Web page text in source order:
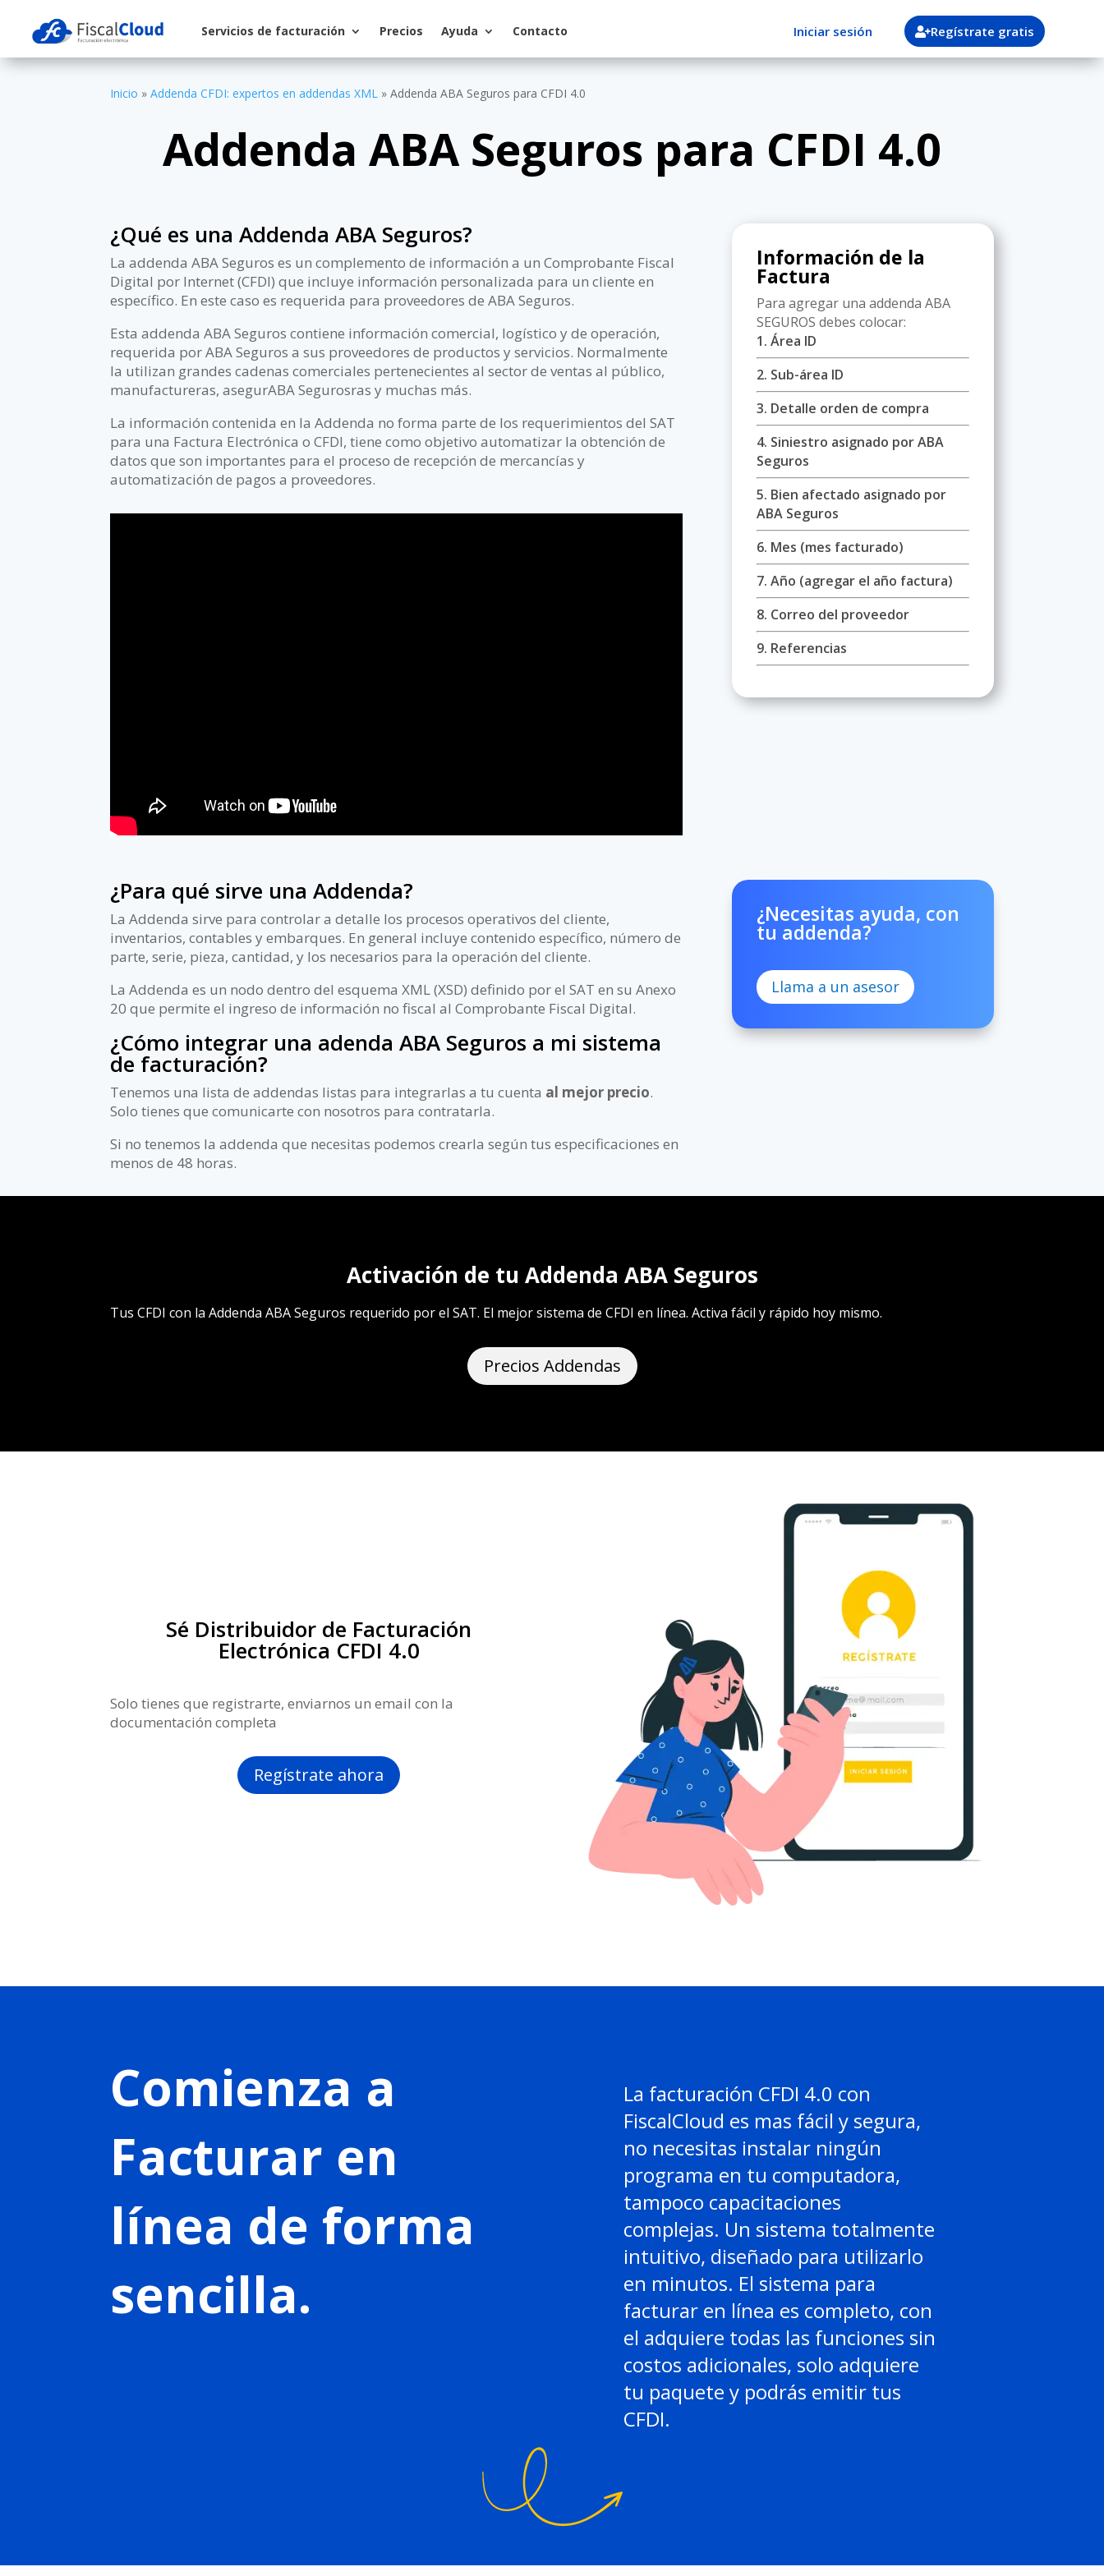
Servicios de facturación Precios Ayuda Contacto Iniciar sesión Regístrate gratis
Inicio »Addenda CFDI: expertos en addendas XML »Addenda ABA Seguros para CFDI 4.0
Addenda ABA Seguros para CFDI 4.0
¿Qué es una Addenda ABA Seguros?
La addenda ABA Seguros es un complemento de información a un Comprobante Fiscal
Digital por Internet (CFDI) que incluye información personalizada para un cliente en
específico. En este caso es requerida para proveedores de ABA Seguros.
Esta addenda ABA Seguros contiene información comercial, logístico y de operación,
requerida por ABA Seguros a sus proveedores de productos y servicios. Normalmente
la utilizan grandes cadenas comerciales pertenecientes al sector de ventas al público,
manufactureras, asegurABA Segurosras y muchas más.
La información contenida en la Addenda no forma parte de los requerimientos del SAT
para una Factura Electrónica o CFDI, tiene como objetivo automatizar la obtención de
datos que son importantes para el proceso de recepción de mercancías y
automatización de pagos a proveedores.
Información de la
Factura
Para agregar una addenda ABA
SEGUROS debes colocar:
1. Área ID
2. Sub-área ID
3. Detalle orden de compra
4. Siniestro asignado por ABA
Seguros
5. Bien afectado asignado por
ABA Seguros
6. Mes (mes facturado)
7. Año (agregar el año factura)
8. Correo del proveedor
9. Referencias
¿Para qué sirve una Addenda?
La Addenda sirve para controlar a detalle los procesos operativos del cliente,
inventarios, contables y embarques. En general incluye contenido específico, número de
parte, serie, pieza, cantidad, y los necesarios para la operación del cliente.
La Addenda es un nodo dentro del esquema XML (XSD) definido por el SAT en su Anexo
20 que permite el ingreso de información no fiscal al Comprobante Fiscal Digital.
¿Cómo integrar una adenda ABA Seguros a mi sistema
de facturación?
Tenemos una lista de addendas listas para integrarlas a tu cuenta al mejor precio.
Solo tienes que comunicarte con nosotros para contratarla.
Si no tenemos la addenda que necesitas podemos crearla según tus especificaciones en
menos de 48 horas.
¿Necesitas ayuda, con
tu addenda?
Llama a un asesor
Activación de tu Addenda ABA Seguros
Tus CFDI con la Addenda ABA Seguros requerido por el SAT. El mejor sistema de CFDI en línea. Activa fácil y rápido hoy mismo.
Precios Addendas
Sé Distribuidor de Facturación
Electrónica CFDI 4.0
Solo tienes que registrarte, enviarnos un email con la
documentación completa
Regístrate ahora
Comienza a
Facturar en
línea de forma
sencilla.
La facturación CFDI 4.0 con
FiscalCloud es mas fácil y segura,
no necesitas instalar ningún
programa en tu computadora,
tampoco capacitaciones
complejas. Un sistema totalmente
intuitivo, diseñado para utilizarlo
en minutos. El sistema para
facturar en línea es completo, con
el adquiere todas las funciones sin
costos adicionales, solo adquiere
tu paquete y podrás emitir tus
CFDI.